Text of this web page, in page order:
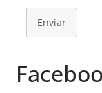
Enviar